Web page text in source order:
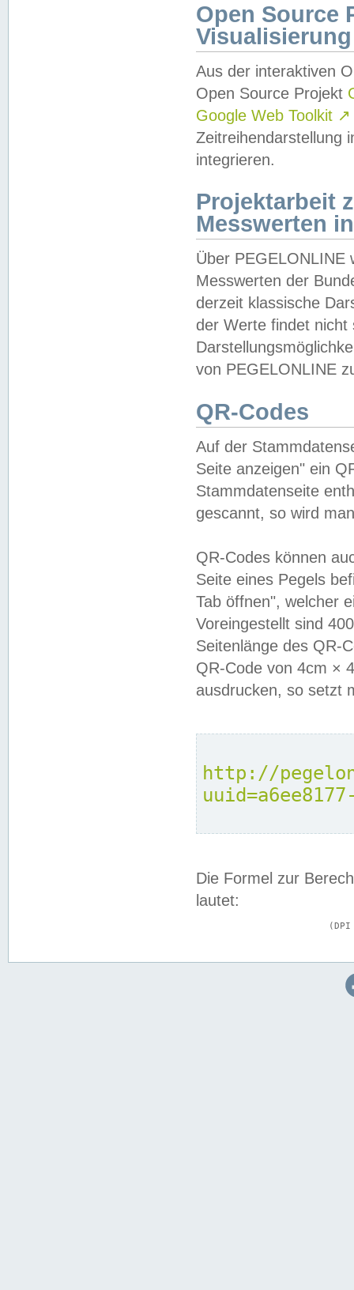
Open Source
Visualisierung
Aus der interaktiven
Open Source Projekt
Google Web Toolkit ↗
Zeitreihendarstellung
integrieren.
Projektarbeit
Messwerten
Über PEGELONLINE
Messwerten der
derzeit klassische
der Werte findet
von PEGELONLINE
QR-Codes
Auf der
Seite anzeigen" ein
Stammdatenseite
gescannt, so wird
QR-Codes können
Seite eines Pegels
Tab öffnen", welcher
Voreingestellt sind
Seitenlänge des QR-
QR-Code von 4cm ×
ausdrucken, so setzt
http://
Die Formel zur
lautet: